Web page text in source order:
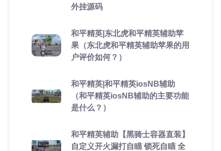
外挂源码
和平精英|东北虎和平精英辅助苹
果（东北虎和平精英辅助苹果的用
户评价如何？）
和平精英|和平精英iosNB辅助
（和平精英iosNB辅助的主要功能
是什么？）
和平精英辅助【黑骑士容器直装】
自定义开火漏打自瞄 锁死自瞄 全